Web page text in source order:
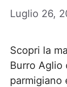
Luglio 26,
Scopri la
Burro Aglio
parmigiano